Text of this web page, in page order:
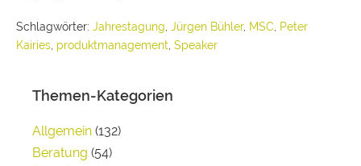
Schlagwörter: Jahrestagung Jürgen Bühler, MSC
Peter
Kairies produktmanagement Speaker
Themen-Kategorien
Allgemein (132)
Beratung (54)